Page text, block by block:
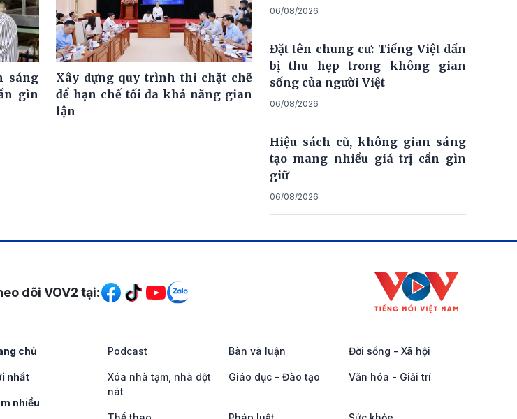
sáng
gìn
Xây dựng quy trình thi chặt chẽ
để hạn chế tối đa khả năng gian
lận
06/08/2026
Đặt tên chung cư: Tiếng Việt dần
bị thu hẹp trong không gian
sống của người Việt
06/08/2026
Hiệu sách cũ, không gian sáng
tạo mang nhiều giá trị cần gìn
giữ
06/08/2026
Mạng xã hội
dõi VOV2 tại:
chủ
nhất
nhiều
Podcast Bàn và luận Đời sống - Xã hội
Xóa nhà tạm, nhà dột
nát
Giáo dục - Đào tạo Văn hóa - Giải trí